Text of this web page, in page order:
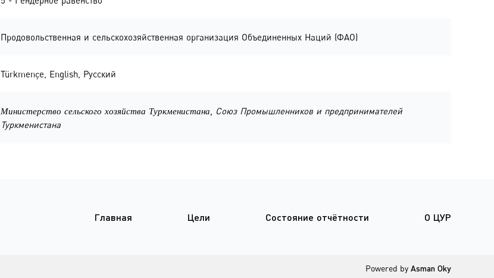
Продовольственная и сельскохозяйственная организация Объединенных Наций (ФАО)
Türkmençe English Русский
Министерство сельского хозяйства Туркменистана, Союз Промышленников и предпринимателей
Туркменистана
Главная Цели Состояние отчётности О ЦУР
Powered by Asman Oky